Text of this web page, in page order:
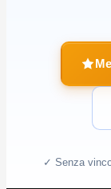
✓ Senza